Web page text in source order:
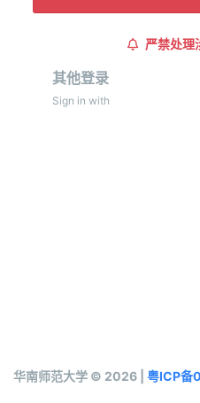
严禁处理
其他登录
Sign in with
华南师范大学 © 2026 | 粤ICP